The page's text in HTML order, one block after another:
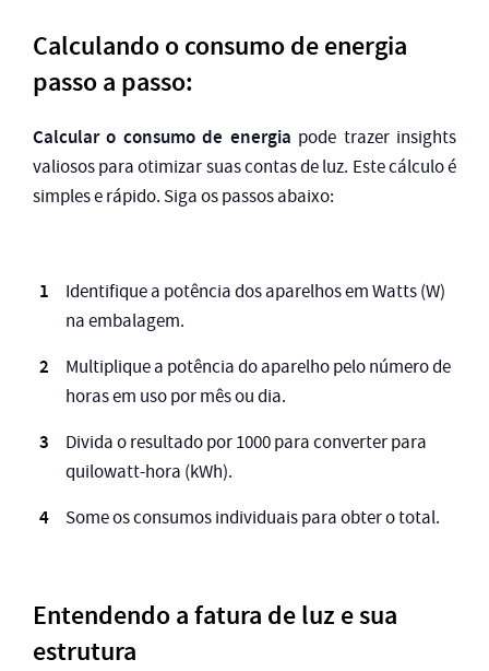
Calculando o consumo de energia
passo a passo:
Calcular o consumo de energia pode trazer insights
valiosos para otimizar suas contas de luz. Este cálculo é
simples e rápido. Siga os passos abaixo:
Identifique a potência dos aparelhos em Watts (W)
na embalagem.
Multiplique a potência do aparelho pelo número de
horas em uso por mês ou dia.
Divida o resultado por 1000 para converter para
quilowatt-hora (kWh).
Some os consumos individuais para obter o total.
Entendendo a fatura de luz e sua
estrutura